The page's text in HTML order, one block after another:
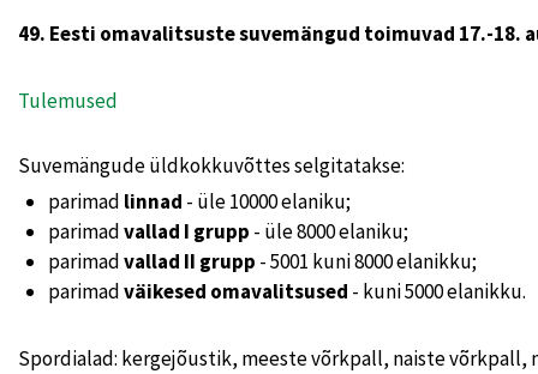
49. Eesti omavalitsuste suvemängud toimuvad 17.-18.
Tulemused
Suvemängude üldkokkuvõttes selgitatakse:
parimad linnad - üle 10000 elaniku;
parimadvallad I grupp - üle 8000 elaniku;
parimadvallad II grupp - 5001 kuni 8000 elanikku;
parimadväikesed omavalitsused - kuni 5000 elanikku.
Spordialad: kergejõustik, meeste võrkpall, naiste võrkpall,